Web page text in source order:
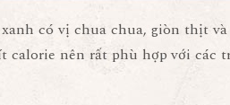
có vị chua chua, giòn thịt
calorie nên rất phù hợp với các